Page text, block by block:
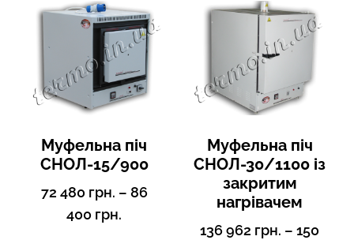
Муфельна піч
СНОЛ-15/900
72 480 грн. – 86
400 грн.
Муфельна піч
СНОЛ-30/1100 із
закритим
нагрівачем
136 962 грн. –150